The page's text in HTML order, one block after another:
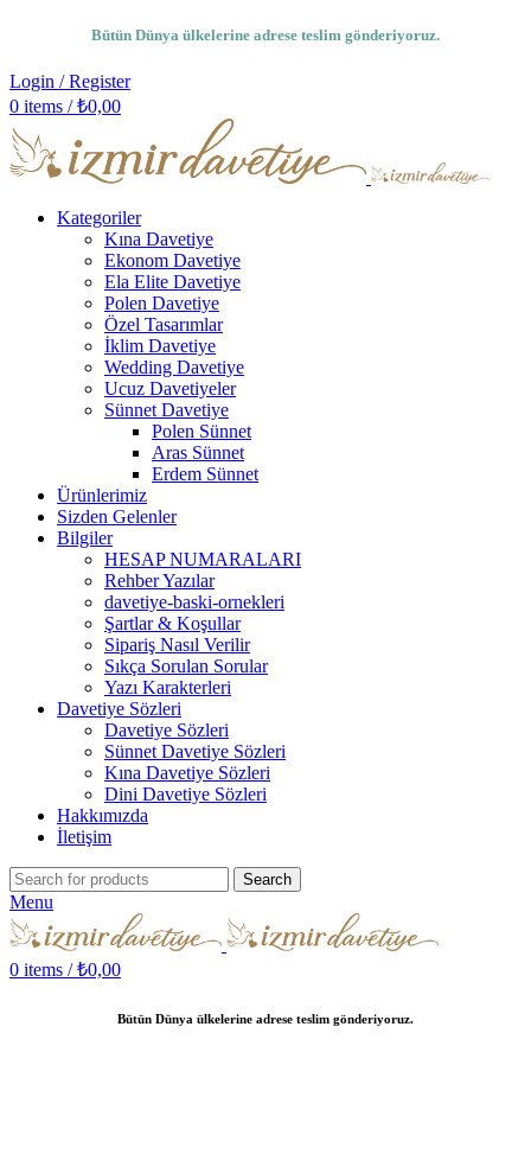
Bütün Dünya ülkelerine adrese teslim gönderiyoruz.
Login / Register
0 items / ₺0,00
Kategoriler
Kına Davetiye
Ekonom Davetiye
Ela Elite Davetiye
Polen Davetiye
Özel Tasarımlar
İklim Davetiye
Wedding Davetiye
Ucuz Davetiyeler
Sünnet Davetiye
Polen Sünnet
Aras Sünnet
Erdem Sünnet
Ürünlerimiz
Sizden Gelenler
Bilgiler
HESAP NUMARALARI
Rehber Yazılar
davetiye-baski-ornekleri
Şartlar & Koşullar
Sipariş Nasıl Verilir
Sıkça Sorulan Sorular
Yazı Karakterleri
Davetiye Sözleri
Davetiye Sözleri
Sünnet Davetiye Sözleri
Kına Davetiye Sözleri
Dini Davetiye Sözleri
Hakkımızda
İletişim
Search
Menu
0 items / ₺0,00
Bütün Dünya ülkelerine adrese teslim gönderiyoruz.